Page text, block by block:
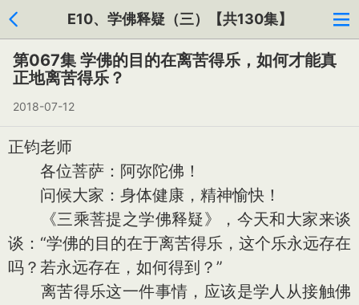
E10、学佛释疑（三）【共130集】
第067集 学佛的目的在离苦得乐，如何才能真
正地离苦得乐？
2018-07-12
正钧老师
各位菩萨：阿弥陀佛！
问候大家：身体健康，精神愉快！
《三乘菩提之学佛释疑》，今天和大家来谈
谈：“学佛的目的在于离苦得乐，这个乐永远存在
吗？若永远存在，如何得到？”
离苦得乐这一件事情，应该是学人从接触佛